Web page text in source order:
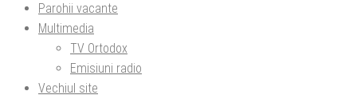
Parohii vacante
Multimedia
TV Ortodox
Emisiuni radio
Vechiul site